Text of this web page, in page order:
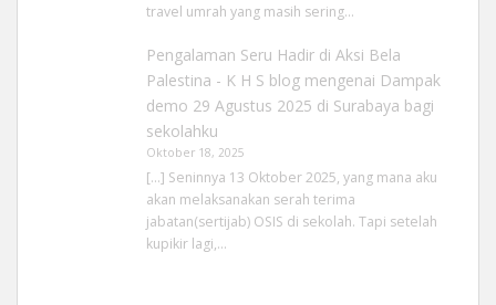
travel umrah yang masih sering…
Pengalaman Seru Hadir di Aksi Bela
Palestina - K H S blogmengenai Dampak
demo 29 Agustus 2025 di Surabaya bagi
sekolahku
Oktober 18, 2025
[…] Seninnya 13 Oktober 2025, yang mana aku
akan melaksanakan serah terima
jabatan(sertijab) OSIS di sekolah. Tapi setelah
kupikir lagi,…